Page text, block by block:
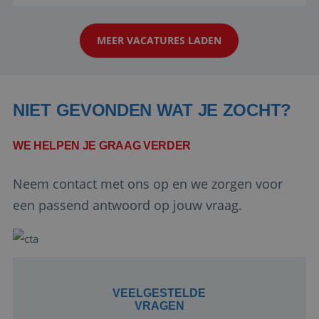
klanten te overtuigen om die droomreis te
boeken! ...
MEER VACATURES LADEN
NIET GEVONDEN WAT JE ZOCHT?
WE HELPEN JE GRAAG VERDER
Neem contact met ons op en we zorgen voor
een passend antwoord op jouw vraag.
VEELGESTELDE
VRAGEN
Google Privacy Policy